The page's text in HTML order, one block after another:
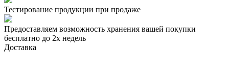
Тестирование продукции при продаже
Предоставляем возможность хранения вашей покупки
бесплатно до 2х недель
Доставка